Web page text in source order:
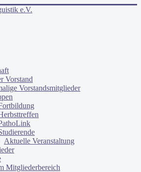
Vorstand
Vorstandsmitglieder
Aktuelle Veranstaltung
Mitgliederbereich